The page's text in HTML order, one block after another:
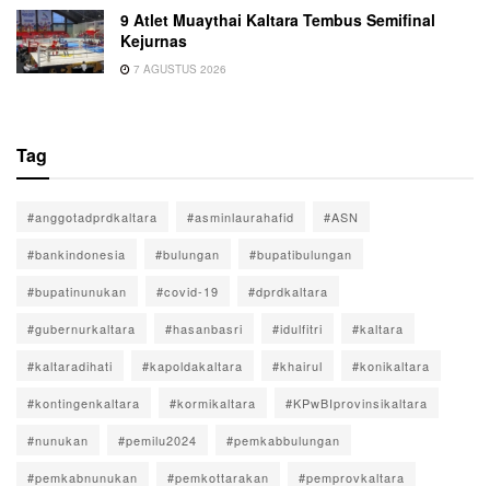
9 Atlet Muaythai Kaltara Tembus Semifinal
Kejurnas
7 AGUSTUS 2026
Tag
#anggotadprdkaltara #asminlaurahafid #ASN
#bankindonesia #bulungan #bupatibulungan
#bupatinunukan #covid-19 #dprdkaltara
#gubernurkaltara #hasanbasri #idulfitri #kaltara
#kaltaradihati #kapoldakaltara #khairul #konikaltara
#kontingenkaltara #kormikaltara #KPwBIprovinsikaltara
#nunukan #pemilu2024 #pemkabbulungan
#pemkabnunukan #pemkottarakan #pemprovkaltara